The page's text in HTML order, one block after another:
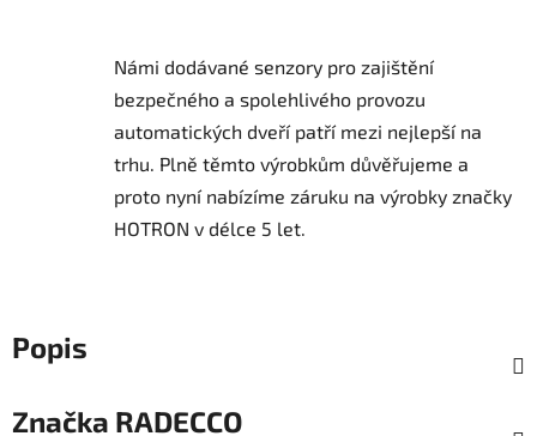
Námi dodávané senzory pro zajištění
bezpečného a spolehlivého provozu
automatických dveří patří mezi nejlepší na
trhu. Plně těmto výrobkům důvěřujeme a
proto nyní nabízíme záruku na výrobky značky
HOTRON v délce 5 let.
Popis
Značka RADECCO